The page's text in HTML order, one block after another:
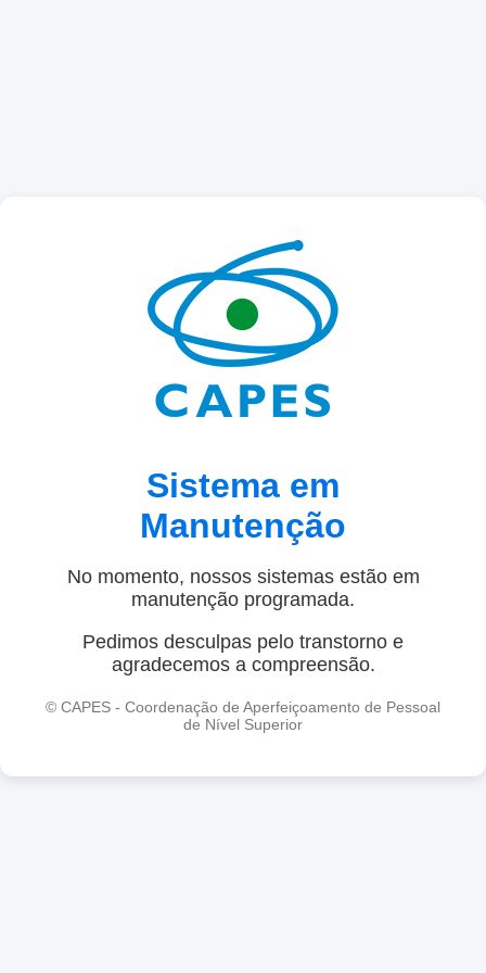
Sistema em
Manutenção
No momento, nossos sistemas estão em
manutenção programada.
Pedimos desculpas pelo transtorno e
agradecemos a compreensão.
© CAPES - Coordenação de Aperfeiçoamento de Pessoal
de Nível Superior